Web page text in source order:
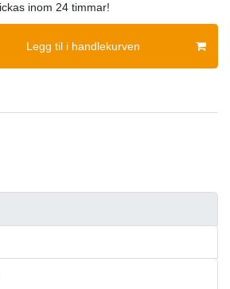
inom 24 timmar!
Legg til i handlekurven